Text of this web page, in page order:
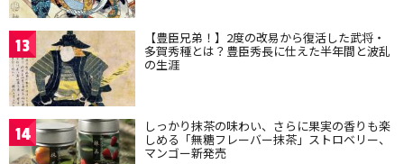
13 【豊臣兄弟！】2度の改易から復活した武将・
多賀秀種とは？豊臣秀長に仕えた半年間と波乱
の生涯
14 しっかり抹茶の味わい、さらに果実の香りも楽
しめる「無糖フレーバー抹茶」ストロベリー、
マンゴー新発売